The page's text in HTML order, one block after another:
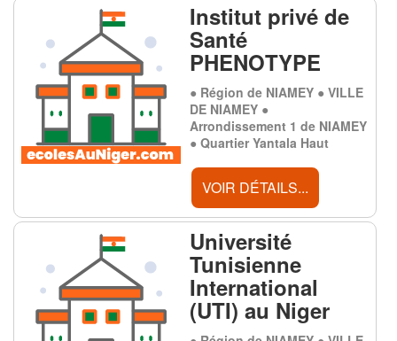
Institut privé de
Santé
PHENOTYPE
● Région de NIAMEY ● VILLE
DE NIAMEY ●
Arrondissement 1 de NIAMEY
● Quartier Yantala Haut
VOIR DÉTAILS...
Université
Tunisienne
International
(UTI) au Niger